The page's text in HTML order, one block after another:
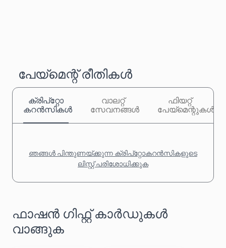
പേയ്‌മെന്റ് രീതികൾ
ക്രിപ്‌റ്റോ
കറൻസികൾ
വാലറ്റ്
സേവനങ്ങൾ
ഫിയറ്റ്
പേയ്‌മെന്റുകൾ
ഞങ്ങൾ പിന്തുണയ്ക്കുന്ന ക്രിപ്‌റ്റോകറൻസികളുടെ
ലിസ്റ്റ് പരിശോധിക്കുക
ഫാഷൻ ഗിഫ്റ്റ് കാർഡുകൾ
വാങ്ങുക